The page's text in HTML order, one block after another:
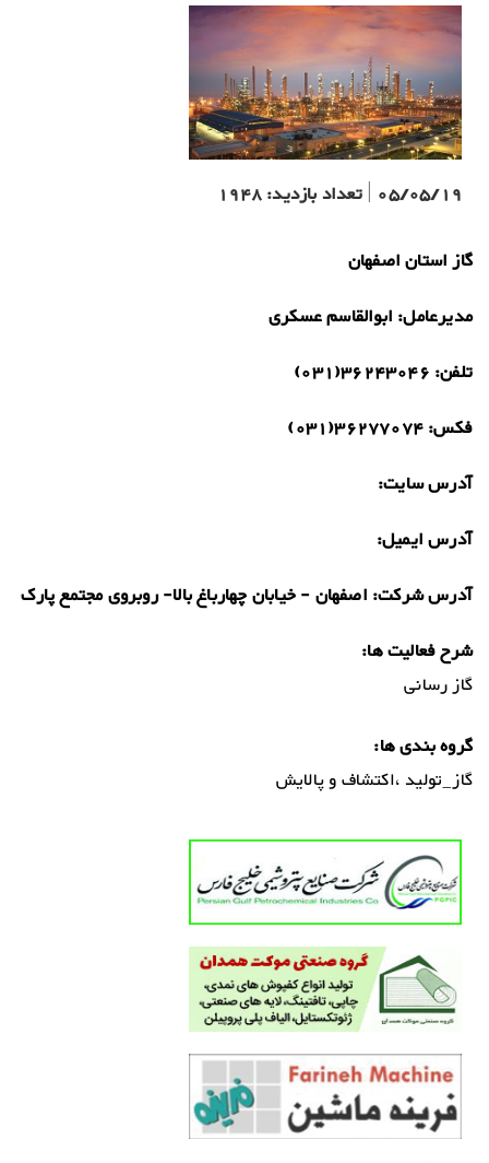
05/05/19
|تعداد بازدید:1948
گاز استان اصفهان
مدیرعامل: ابوالقاسم عسکری
تلفن: 36243046(031)
فکس:36277074(031)
آدرس سایت:
آدرس ایمیل:
آدرس شرکت: اصفهان - خیابان چهارباغ بالا- روبروی مجتمع پارک
شرح فعالیت ها:
گاز رسانی
گروه بندی ها:
گاز_تولید ،اکتشاف و پالایش